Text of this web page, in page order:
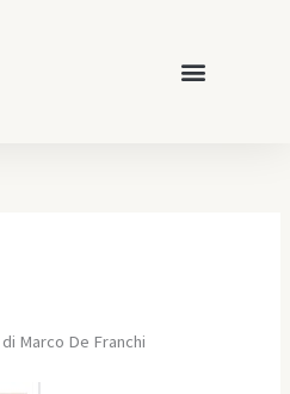
di Marco De Franchi